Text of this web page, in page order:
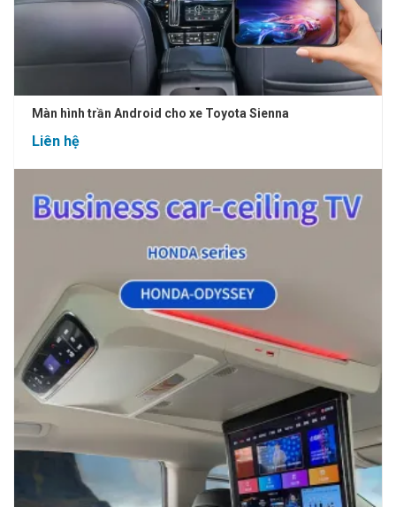
Màn hình trần Android cho xe Toyota Sienna
Liên hệ